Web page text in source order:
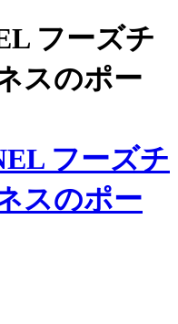
フーズチ
スのポー